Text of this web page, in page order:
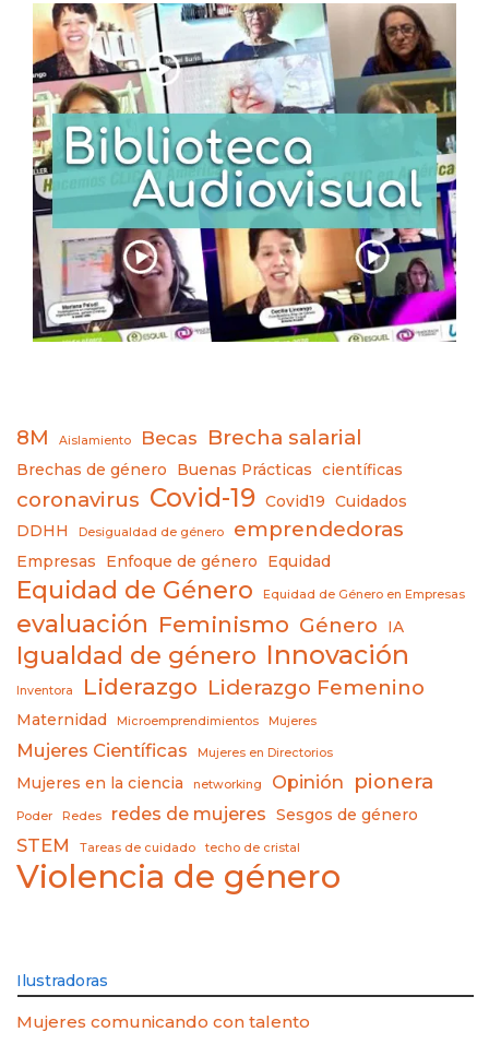
8M Aislamiento Becas Brecha salarial
Brechas de género Buenas Prácticas científicas
coronavirus Covid-19 Covid19
Cuidados
DDHH
Desigualdad de género emprendedoras
Empresas Enfoque de género Equidad
Equidad de Género Equidad de Género en Empresas
evaluación Feminismo Género IA
Igualdad de género Innovación
Inventora Liderazgo Liderazgo Femenino
Maternidad Microemprendimientos Mujeres
Mujeres Científicas Mujeres en Directorios
Mujeres en la ciencia networking Opinión pionera
Poder Redes redes de mujeres Sesgos de género
STEM Tareas de cuidado techo de cristal
Violencia de género
Ilustradoras
Mujeres comunicando con talento